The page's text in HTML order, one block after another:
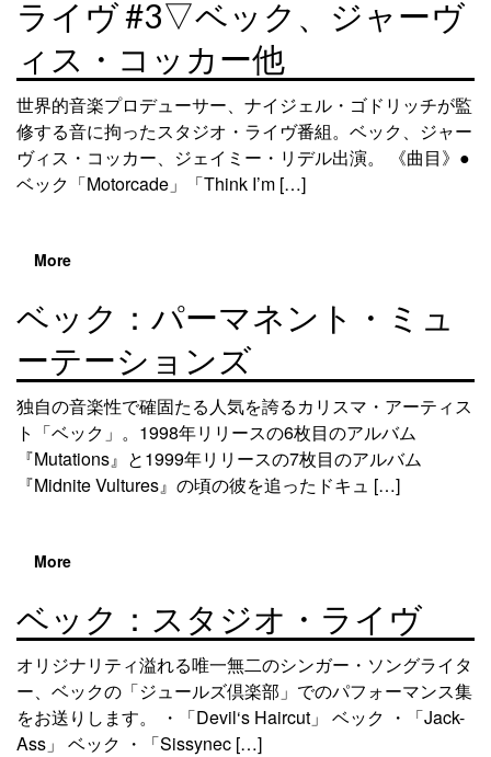
ライヴ #3▽ベック、ジャーヴ
ィス・コッカー他
世界的音楽プロデューサー、ナイジェル・ゴドリッチが監
修する音に拘ったスタジオ・ライヴ番組。ベック、ジャー
ヴィス・コッカー、ジェイミー・リデル出演。 《曲目》●
ベック「Motorcade」「Think I’m […]
More
ベック：パーマネント・ミュ
ーテーションズ
独自の音楽性で確固たる人気を誇るカリスマ・アーティス
ト「ベック」。1998年リリースの6枚目のアルバム
『Mutations』と1999年リリースの7枚目のアルバム
『Midnite Vultures』の頃の彼を追ったドキュ […]
More
ベック：スタジオ・ライヴ
オリジナリティ溢れる唯一無二のシンガー・ソングライタ
ー、ベックの「ジュールズ倶楽部」でのパフォーマンス集
をお送りします。 ・「Devil‘s Haircut」 ベック ・「Jack-
Ass」 ベック ・「Sissynec […]